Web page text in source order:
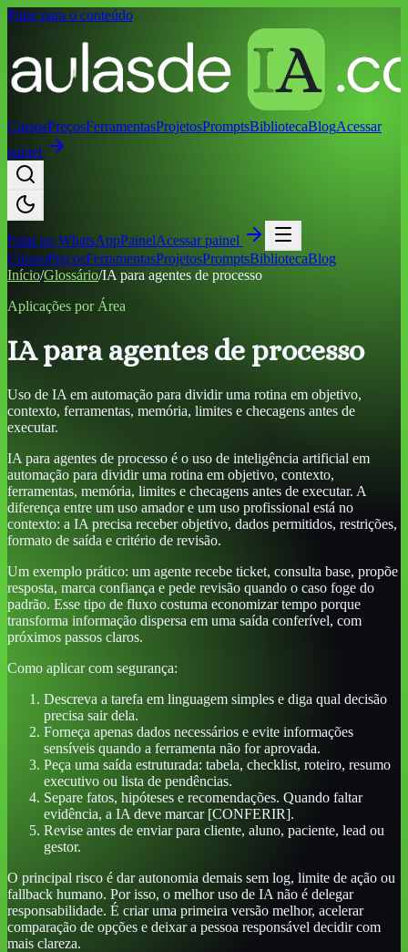
Pular para o conteúdo
CursosPreçosFerramentasProjetosPromptsBibliotecaBlogAcessar
painel
Falar no WhatsAppPainelAcessar painel
CursosPreçosFerramentasProjetosPromptsBibliotecaBlog
Início/Glossário/IA para agentes de processo
Aplicações por Área
IA para agentes de processo
Uso de IA em automação para dividir uma rotina em objetivo,
contexto, ferramentas, memória, limites e checagens antes de
executar.
IA para agentes de processo é o uso de inteligência artificial em
automação para dividir uma rotina em objetivo, contexto,
ferramentas, memória, limites e checagens antes de executar. A
diferença entre um uso amador e um uso profissional está no
contexto: a IA precisa receber objetivo, dados permitidos, restrições,
formato de saída e critério de revisão.
Um exemplo prático: um agente recebe ticket, consulta base, propõe
resposta, marca confiança e pede revisão quando o caso foge do
padrão. Esse tipo de fluxo costuma economizar tempo porque
transforma informação dispersa em uma saída conferível, com
próximos passos claros.
Como aplicar com segurança:
Descreva a tarefa em linguagem simples e diga qual decisão
precisa sair dela.
Forneça apenas dados necessários e evite informações
sensíveis quando a ferramenta não for aprovada.
Peça uma saída estruturada: tabela, checklist, roteiro, resumo
executivo ou lista de pendências.
Separe fatos, hipóteses e recomendações. Quando faltar
evidência, a IA deve marcar [CONFERIR].
Revise antes de enviar para cliente, aluno, paciente, lead ou
gestor.
O principal risco é dar autonomia demais sem log, limite de ação ou
fallback humano. Por isso, o melhor uso de IA não é delegar
responsabilidade. É criar uma primeira versão melhor, acelerar
comparação de opções e deixar a pessoa responsável decidir com
mais clareza.